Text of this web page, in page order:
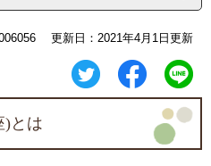
更新日：2021年4月1日更新
)とは